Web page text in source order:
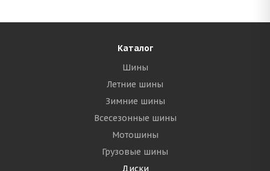
Каталог
Шины
Летние шины
Зимние шины
Всесезонные шины
Мотошины
Грузовые шины
Диски